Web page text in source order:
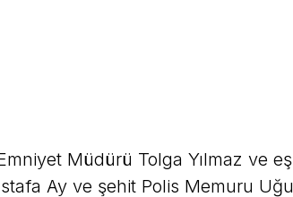
Müdürü Tolga Yılmaz ve
Ay ve şehit Polis Memuru